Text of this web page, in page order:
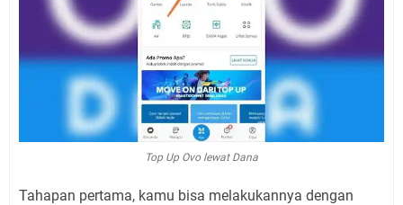
Top Up Ovo lewat Dana
Tahapan pertama, kamu bisa melakukannya dengan